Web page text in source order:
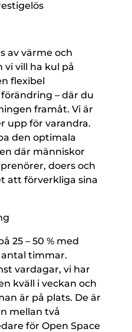
av värme och
vi vill ha kul på
flexibel
– där du
framåt. Vi är
upp för varandra.
den optimala
där människor
doers och
att förverkliga sina
25 – 50 % med
timmar.
vardagar, vi har
kväll i veckan och
är på plats. De är
mellan två
för Open Space